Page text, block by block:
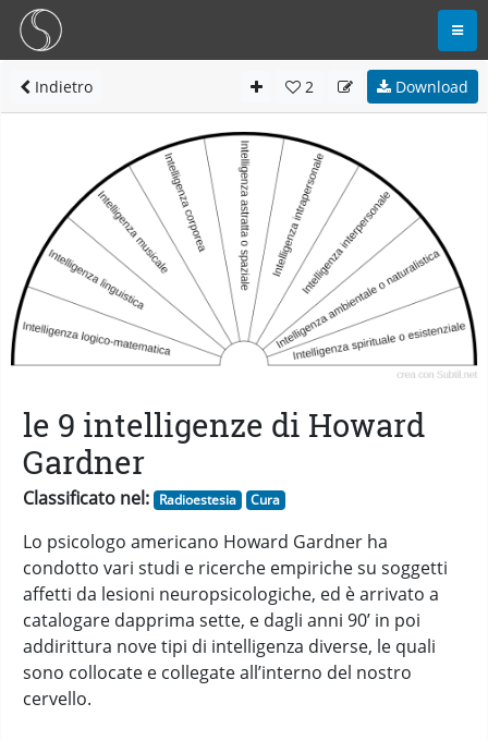
Indietro 2 Download
le 9 intelligenze di Howard
Gardner
Classificato nel: Radioestesia Cura
Lo psicologo americano Howard Gardner ha
condotto vari studi e ricerche empiriche su soggetti
affetti da lesioni neuropsicologiche, ed è arrivato a
catalogare dapprima sette, e dagli anni 90’ in poi
addirittura nove tipi di intelligenza diverse, le quali
sono collocate e collegate all’interno del nostro
cervello.